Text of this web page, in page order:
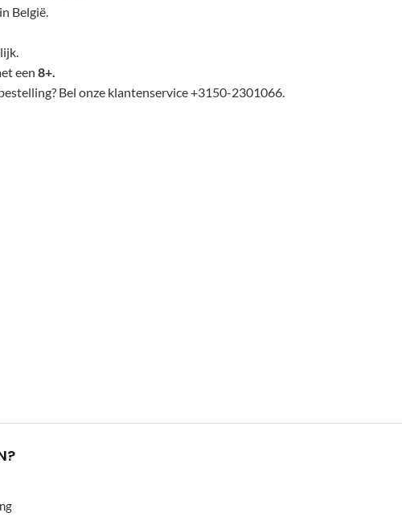
België.
een 8+.
Bel onze klantenservice +3150-2301066.